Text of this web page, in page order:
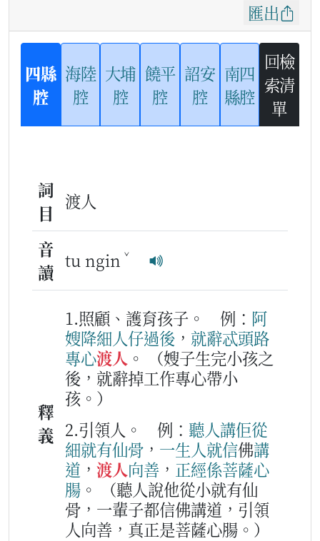
匯出
四縣
腔
海陸
腔
大埔
腔
饒平
腔
詔安
腔
南四
縣腔
回檢
索清
單
詞
目
渡人
音
讀
tu ngin ˇ
釋
義
1.照顧、護育孩子。 例： 阿
嫂降細人仔過後 ， 就辭忒頭路
專心渡人 。
（嫂子生完小孩之
後，就辭掉工作專心帶小
孩。）
2.引領人。
例： 聽人講佢從
細就有仙骨 ， 一生人就信佛講
道 ， 渡人向善 ， 正經係菩薩心
腸 。
（聽人說他從小就有仙
骨，一輩子都信佛講道，引領
人向善，真正是菩薩心腸。）